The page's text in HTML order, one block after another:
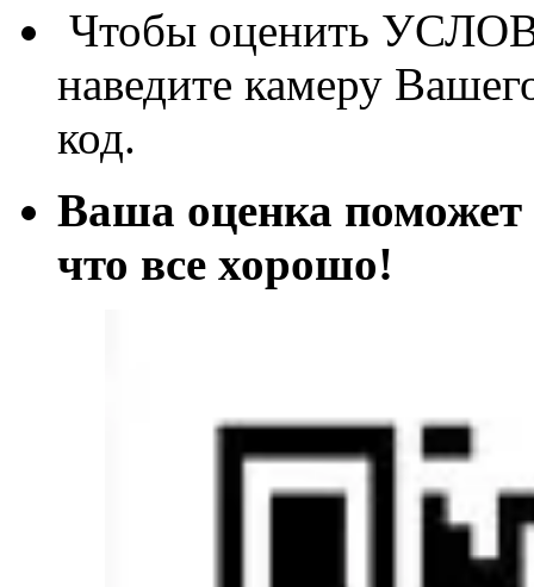
Чтобы оценить
наведите камеру
код.
Ваша оценка поможет
что все хорошо!